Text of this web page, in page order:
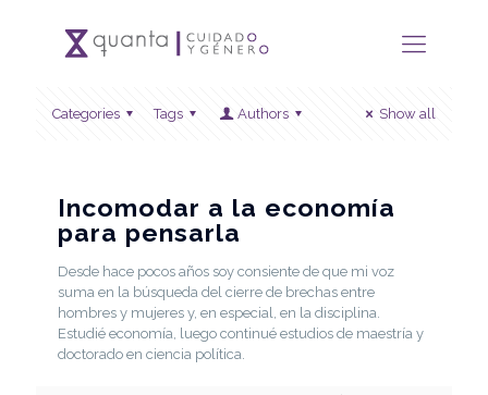
Categories Tags Authors Show all
Incomodar a la economía
para pensarla
Desde hace pocos años soy consiente de que mi voz
suma en la búsqueda del cierre de brechas entre
hombres y mujeres y, en especial, en la disciplina.
Estudié economía, luego continué estudios de maestría y
doctorado en ciencia política.